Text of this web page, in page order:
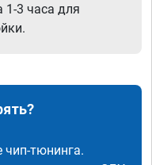
1-3 часа для
чип-тюнинга.